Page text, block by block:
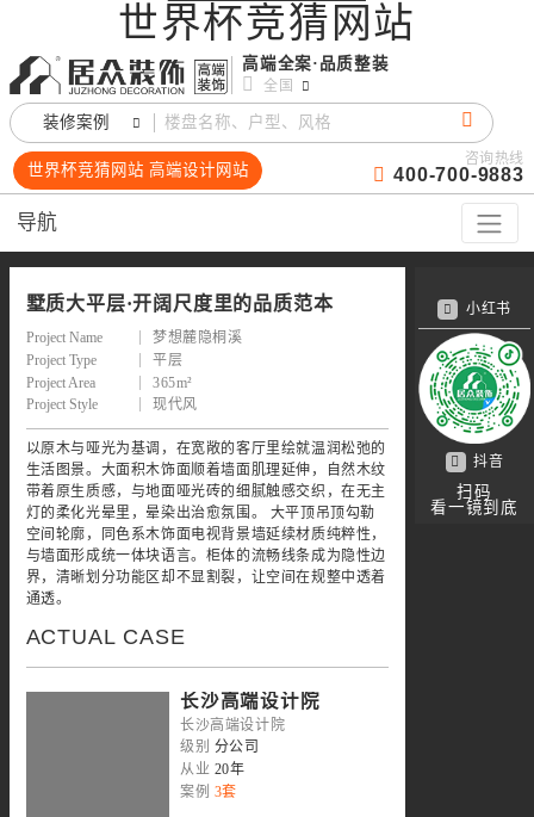
世界杯竞猜网站
高端全案·品质整装
全国
装修案例
世界杯竞猜网站 高端设计网站
咨询热线
400-700-9883
导航
小红书
抖音
扫码
看一镜到底
墅质大平层·开阔尺度里的品质范本
Project Name
梦想麓隐桐溪
Project Type
平层
Project Area
365m²
Project Style
现代风
以原木与哑光为基调，在宽敞的客厅里绘就温润松弛的
生活图景。大面积木饰面顺着墙面肌理延伸，自然木纹
带着原生质感，与地面哑光砖的细腻触感交织，在无主
灯的柔化光晕里，晕染出治愈氛围。 大平顶吊顶勾勒
空间轮廓，同色系木饰面电视背景墙延续材质纯粹性，
与墙面形成统一体块语言。柜体的流畅线条成为隐性边
界，清晰划分功能区却不显割裂，让空间在规整中透着
通透。
ACTUAL CASE
长沙高端设计院
长沙高端设计院
级别 分公司
从业 20年
案例 3套